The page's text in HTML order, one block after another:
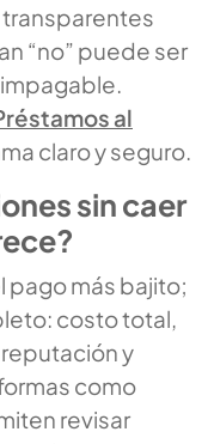
“no” puede ser
al
claro y seguro.
sin caer
pago más bajito;
costo total,
y
como
revisar